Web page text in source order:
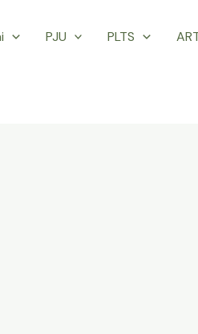
PJU PLTS